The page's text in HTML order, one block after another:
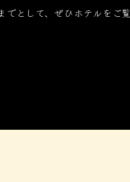
として、ぜひホテルをご覧